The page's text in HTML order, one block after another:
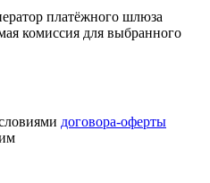
платёжного шлюза
комиссия для выбранного
договора-оферты